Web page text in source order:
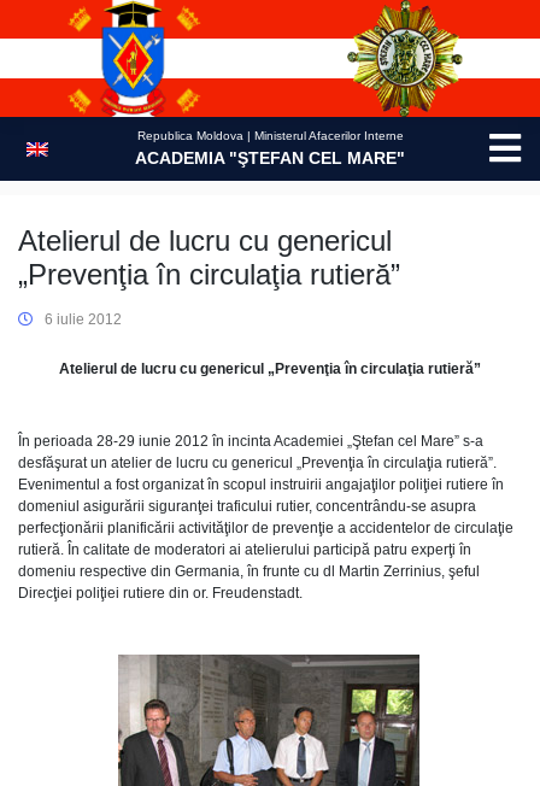
Republica Moldova | Ministerul Afacerilor Interne
ACADEMIA "ŞTEFAN CEL MARE"
Atelierul de lucru cu genericul
„Prevenţia în circulaţia rutieră”
6 iulie 2012
Atelierul de lucru cu genericul „Prevenţia în circulaţia rutieră”
În perioada 28-29 iunie 2012 în incinta Academiei „Ştefan cel Mare” s-a
desfăşurat un atelier de lucru cu genericul „Prevenţia în circulaţia rutieră”.
Evenimentul a fost organizat în scopul instruirii angajaţilor poliţiei rutiere în
domeniul asigurării siguranţei traficului rutier, concentrându-se asupra
perfecţionării planificării activităţilor de prevenţie a accidentelor de circulaţie
rutieră. În calitate de moderatori ai atelierului participă patru experţi în
domeniu respective din Germania, în frunte cu dl Martin Zerrinius, şeful
Direcţiei poliţiei rutiere din or. Freudenstadt.